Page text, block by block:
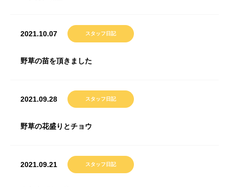
2021.10.07 スタッフ日記
野草の苗を頂きました
2021.09.28 スタッフ日記
野草の花盛りとチョウ
2021.09.21 スタッフ日記